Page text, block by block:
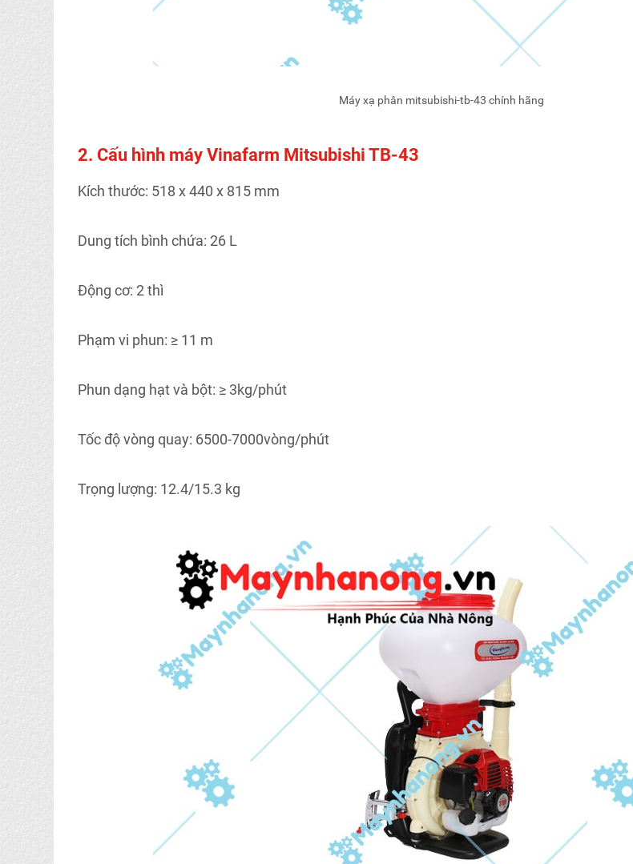
Máy xạ phân mitsubishi-tb-43 chính hãng
2. Cấu hình máy Vinafarm Mitsubishi TB-43
Kích thước: 518 x 440 x 815 mm
Dung tích bình chứa: 26 L
Động cơ: 2 thì
Phạm vi phun: ≥ 11 m
Phun dạng hạt và bột: ≥ 3kg/phút
Tốc độ vòng quay: 6500-7000vòng/phút
Trọng lượng: 12.4/15.3 kg